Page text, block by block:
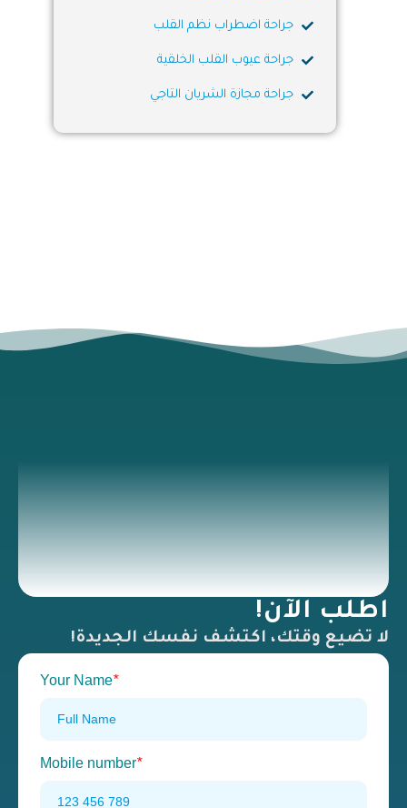
جراحة اضطراب نظم القلب
جراحة عيوب القلب الخلقية
جراحة مجازة الشريان التاجي
اطلب الآن!
لا تضيع وقتك، اكتشف نفسك الجديدة!
Your Name*
Mobile number*